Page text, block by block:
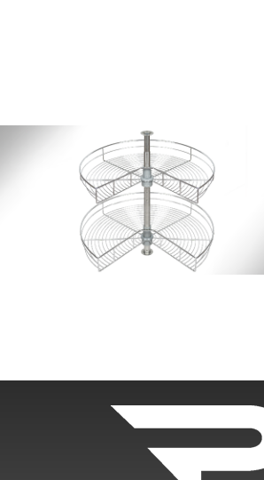
Juego Bandejas Giratorias
270°